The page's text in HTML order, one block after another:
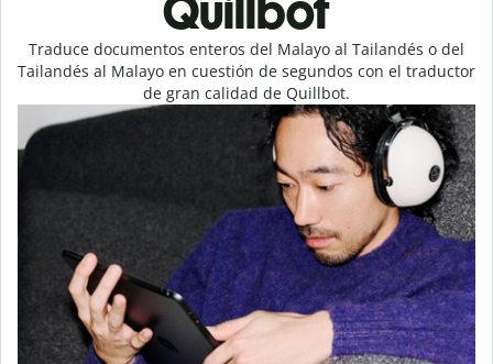
Traduce documentos enteros del Malayo al Tailandés o del
Tailandés al Malayo en cuestión de segundos con el traductor
de gran calidad de Quillbot.